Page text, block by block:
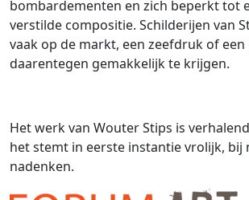
bombardementen en zich beperkt tot
verstilde compositie. Schilderijen van
vaak op de markt, een zeefdruk of een
daarentegen gemakkelijk te krijgen.
Het werk van Wouter Stips is
het stemt in eerste instantie vrolijk, bij
nadenken.